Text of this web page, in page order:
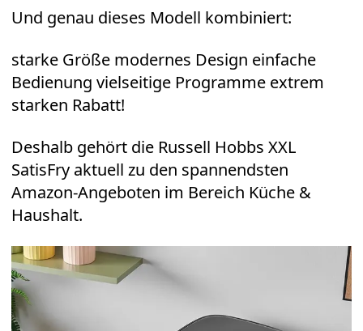
Und genau dieses Modell kombiniert:
starke Größe modernes Design einfache
Bedienung vielseitige Programme extrem
starken Rabatt!
Deshalb gehört die Russell Hobbs XXL
SatisFry aktuell zu den spannendsten
Amazon-Angeboten im Bereich Küche &
Haushalt.